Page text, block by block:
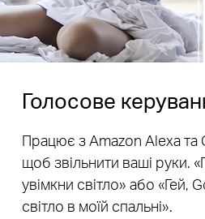
Голосове
Працює з Amazon Alexa та
щоб звільнити ваші руки.
увімкни світло» або «Гей,
світло в моїй спальні».